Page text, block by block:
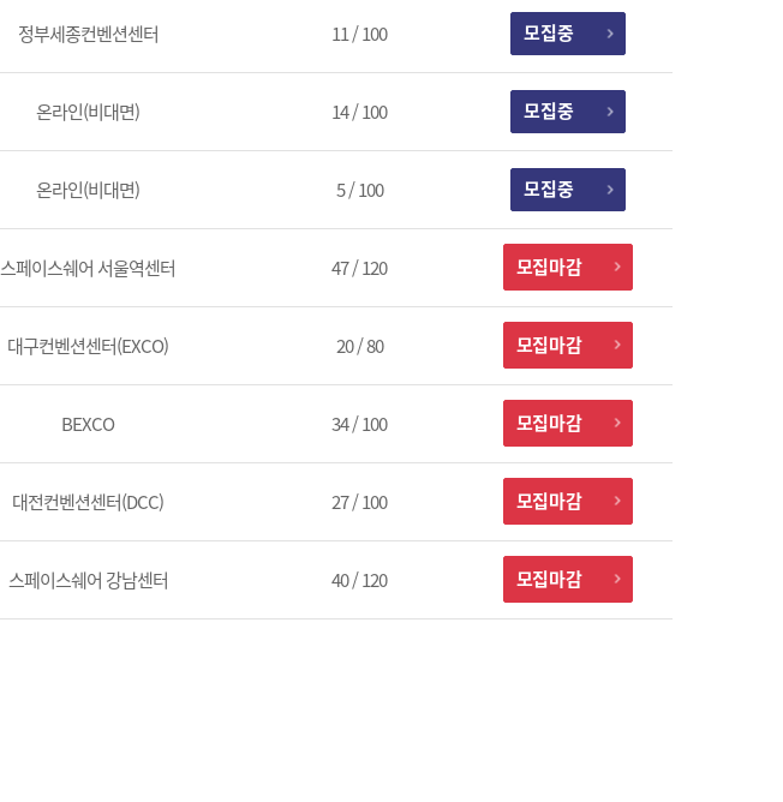
정부세종컨벤션센터 11 / 100 모집중
온라인(비대면) 14 / 100 모집중
온라인(비대면) 5 / 100 모집중
스페이스쉐어 서울역센터 47 / 120 모집마감
대구컨벤션센터(EXCO) 20 / 80 모집마감
BEXCO 34 / 100 모집마감
대전컨벤션센터(DCC) 27 / 100 모집마감
스페이스쉐어 강남센터 40 / 120 모집마감